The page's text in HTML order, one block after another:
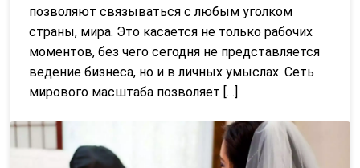
позволяют связываться с любым уголком
страны, мира. Это касается не только рабочих
моментов, без чего сегодня не представляется
ведение бизнеса, но и в личных умыслах. Сеть
мирового масштаба позволяет […]